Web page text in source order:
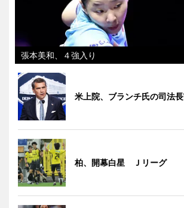
張本美和、４強入り
米上院、ブランチ氏の司法
柏、開幕白星 Ｊリーグ